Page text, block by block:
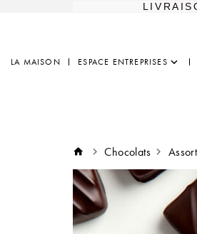
LA MAISON ESPACE ENTREPRISES
Chocolats